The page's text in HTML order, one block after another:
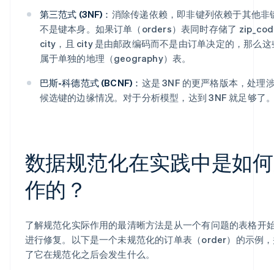
第三范式 (3NF)： 消除传递依赖，即非键列依赖于其他非
不是键本身。如果订单（orders）表同时存储了
city，且 city 是由邮政编码而不是由订单决定的，那么这
属于单独的地理（geography）表。
巴斯-科德范式 (BCNF)： 这是 3NF 的更严格版本，处理
候选键的边缘情况。对于分析模型，达到 3NF 就足够了
数据规范化在实践中是如
作的？
了解规范化实际作用的最清晰方法是从一个有问题的表格开
进行修复。以下是一个未规范化的订单表（order）的示例
了它在规范化之后会发生什么。